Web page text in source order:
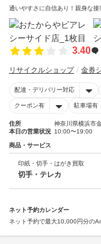
通いやすさに自信あり！親身な
3.40
リサイクルショップ 金券
配達・デリバリー対応
クーポン有 駐車場有
住所
神奈川県横浜市
本日の営業状況 10:00〜19:00
商品・サービス
印紙・切手・はがき買取
切手・テレカ
ネット予約カレンダー
ネット予約で最大10,000円分の